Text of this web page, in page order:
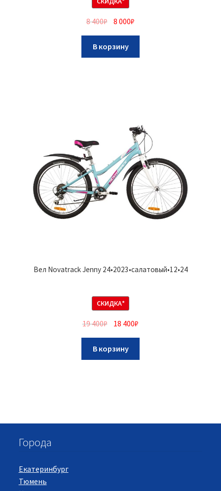
8 400₽ 8 000₽
В корзину
Вел Novatrack Jenny 24•2023•салатовый•12•24
СКИДКА*
19 400₽ 18 400₽
В корзину
Города
Екатеринбург
Тюмень